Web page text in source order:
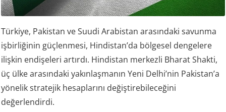
Türkiye, Pakistan ve Suudi Arabistan arasındaki savunma
işbirliğinin güçlenmesi, Hindistan’da bölgesel dengelere
ilişkin endişeleri artırdı. Hindistan merkezli Bharat Shakti,
üç ülke arasındaki yakınlaşmanın Yeni Delhi’nin Pakistan’a
yönelik stratejik hesaplarını değiştirebileceğini
değerlendirdi.